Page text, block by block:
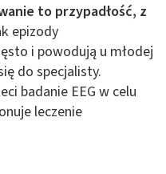
to przypadłość, z
epizody
i powodują u młodej
do specjalisty.
badanie EEG w celu
leczenie